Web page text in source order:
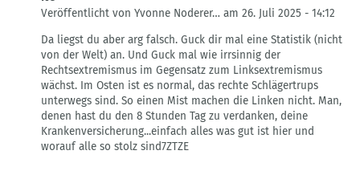
Veröffentlicht von Yvonne Noderer… am 26. Juli 2025 - 14:12
auf
"ANTI"FA
von
Ernesto
Da liegst du aber arg falsch. Guck dir mal eine Statistik (nicht
von der Welt) an. Und Guck mal wie irrsinnig der
Rechtsextremismus im Gegensatz zum Linksextremismus
wächst. Im Osten ist es normal, das rechte Schlägertrups
unterwegs sind. So einen Mist machen die Linken nicht. Man,
denen hast du den 8 Stunden Tag zu verdanken, deine
Krankenversicherung...einfach alles was gut ist hier und
worauf alle so stolz sind7ZTZE